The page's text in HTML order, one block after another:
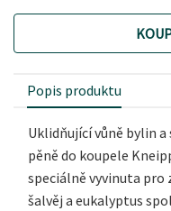
Popis produktu
Uklidňující vůně bylin
pěně do koupele
speciálně vyvinuta pro
šalvěj a eukalyptus